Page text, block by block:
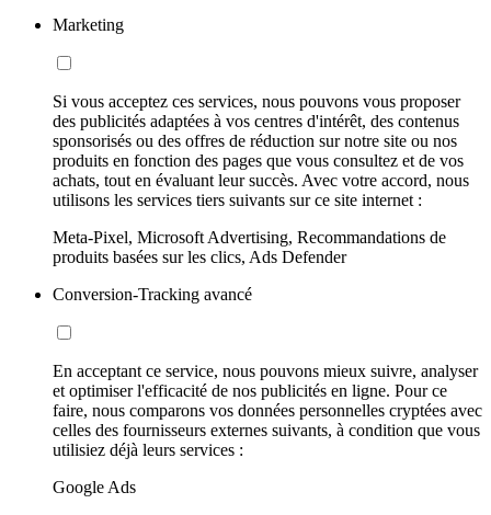
Marketing
Si vous acceptez ces services, nous pouvons vous proposer
des publicités adaptées à vos centres d'intérêt, des contenus
sponsorisés ou des offres de réduction sur notre site ou nos
produits en fonction des pages que vous consultez et de vos
achats, tout en évaluant leur succès. Avec votre accord, nous
utilisons les services tiers suivants sur ce site internet :
Meta-Pixel, Microsoft Advertising, Recommandations de
produits basées sur les clics, Ads Defender
Conversion-Tracking avancé
En acceptant ce service, nous pouvons mieux suivre, analyser
et optimiser l'efficacité de nos publicités en ligne. Pour ce
faire, nous comparons vos données personnelles cryptées avec
celles des fournisseurs externes suivants, à condition que vous
utilisiez déjà leurs services :
Google Ads